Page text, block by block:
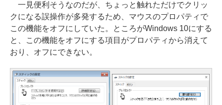
一見便利そうなのだが、ちょっと触れただけでクリッ
クになる誤操作が多発するため、マウスのプロパティで
この機能をオフにしていた。ところがWindows 10にする
と、この機能をオフにする項目がプロパティから消えて
おり、オフにできない。